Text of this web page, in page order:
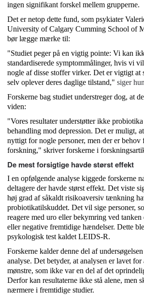
ingen signifikant forskel mellem grupperne.
Det er netop dette fund, som psykiater
University of Calgary Cumming School of
bør lægge mærke til:
"Studiet peger på en vigtig pointe: Vi kan
standardiserede symptommålinger, hvis vi
nogle af disse stoffer virker. Det er vigtigt at
selv oplever deres daglige tilstand," siger
Forskerne bag studiet understreger dog, at
viden:
"Vores resultater understøtter ikke
behandling mod depression. Det er muligt,
nyttigt for nogle personer, men der er behov
forskning," skriver forskerne i
De mest forsigtige havde størst effekt
I en opfølgende analyse kiggede forskerne
deltagere der havde størst effekt. Det viste
høj grad af såkaldt risikoaversiv tænkning
probiotikatilskuddet. Det vil sige personer,
reagere med uro eller bekymring ved
eller negative fremtidige hændelser. Dette
psykologisk test kaldet LEIDS-R.
Forskerne kalder denne del af
analyse. Det betyder, at analysen er lavet
mønstre, som ikke var en del af det
Derfor kan resultaterne ikke stå alene, men
nærmere i fremtidige studier.